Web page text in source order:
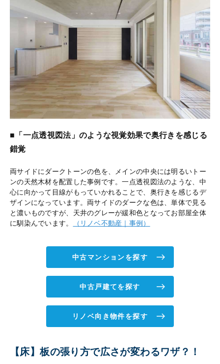
■「一点透視図法」のような視覚効果で奥行きを感じる
錯覚
両サイドにダークトーンの色を、メインの中央には明るいトー
ンの天然木材を配置した事例です。一点透視図法のような、中
心に向かって目線がもっていかれることで、奥行きを感じるデ
ザインになっています。両サイドのダークな色は、単体で見る
と濃いものですが、天井のグレーが緩和色となってお部屋全体
に馴染んでいます。
（リノベ不動産｜事例）
中古マンションを探す
中古戸建てを探す
リノベ向き物件を探す
【床】板の張り方で広さが変わるワザ？！